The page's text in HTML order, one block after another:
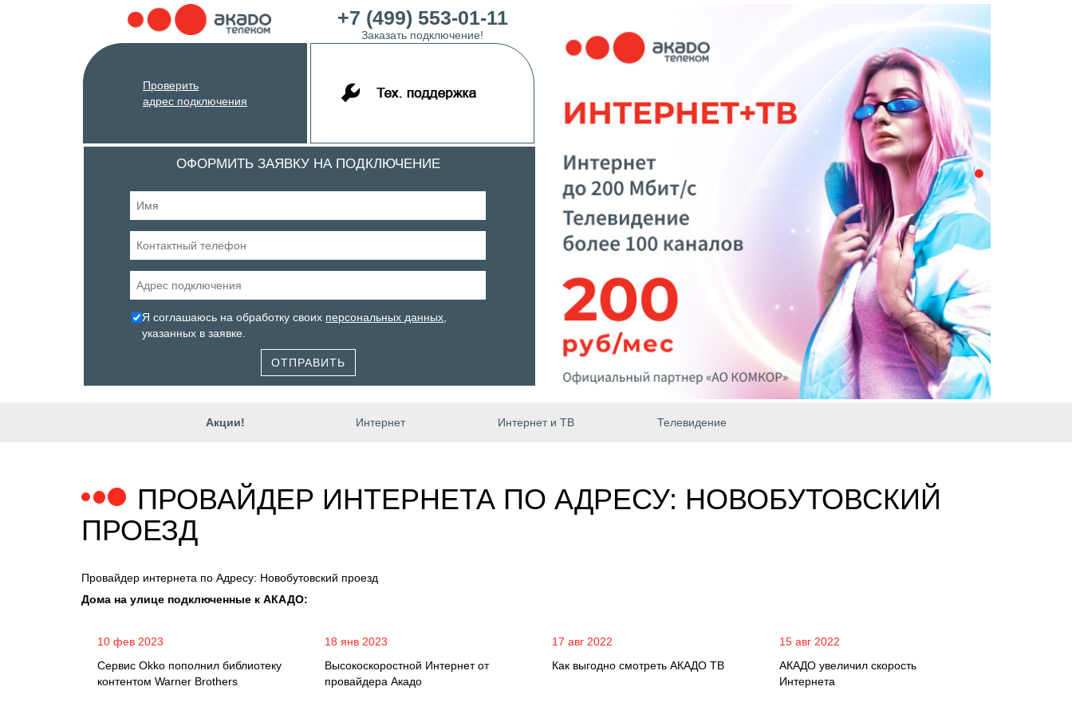
+7 (499) 553-01-11
Заказать подключение!
Проверить
адрес подключения
ОФОРМИТЬ ЗАЯВКУ НА ПОДКЛЮЧЕНИЕ
Я соглашаюсь на обработку своих персональных данных
указанных в заявке.
ОТПРАВИТЬ
Акции! Интернет Интернет и ТВ Телевидение
ПРОВАЙДЕР ИНТЕРНЕТА ПО АДРЕСУ: НОВОБУТОВСКИЙ
ПРОЕЗД
Провайдер интернета по Адресу: Новобутовский проезд
Дома на улице подключенные к АКАДО:
10 фев 2023
Сервис Okko пополнил библиотеку
контентом Warner Brothers
18 янв 2023
Высокоскоростной Интернет от
провайдера Акадо
17 авг 2022
Как выгодно смотреть АКАДО ТВ
15 авг 2022
АКАДО увеличил скорость
Интернета